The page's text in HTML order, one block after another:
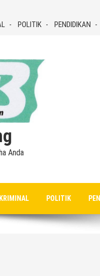
POLITIK PENDIDIKAN
Anda
KRIMINAL POLITIK